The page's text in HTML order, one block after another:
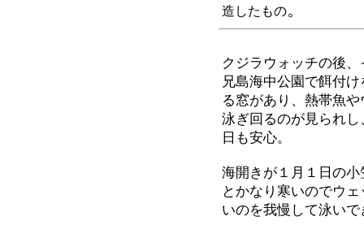
造したもの。
クジラウォッチの後
兄島海中公園で餌付
る窓があり、熱帯魚
泳ぎ回るのが見られ
日も安心。
海開きが１月１日の
とかなり寒いのでウ
いのを我慢して泳い